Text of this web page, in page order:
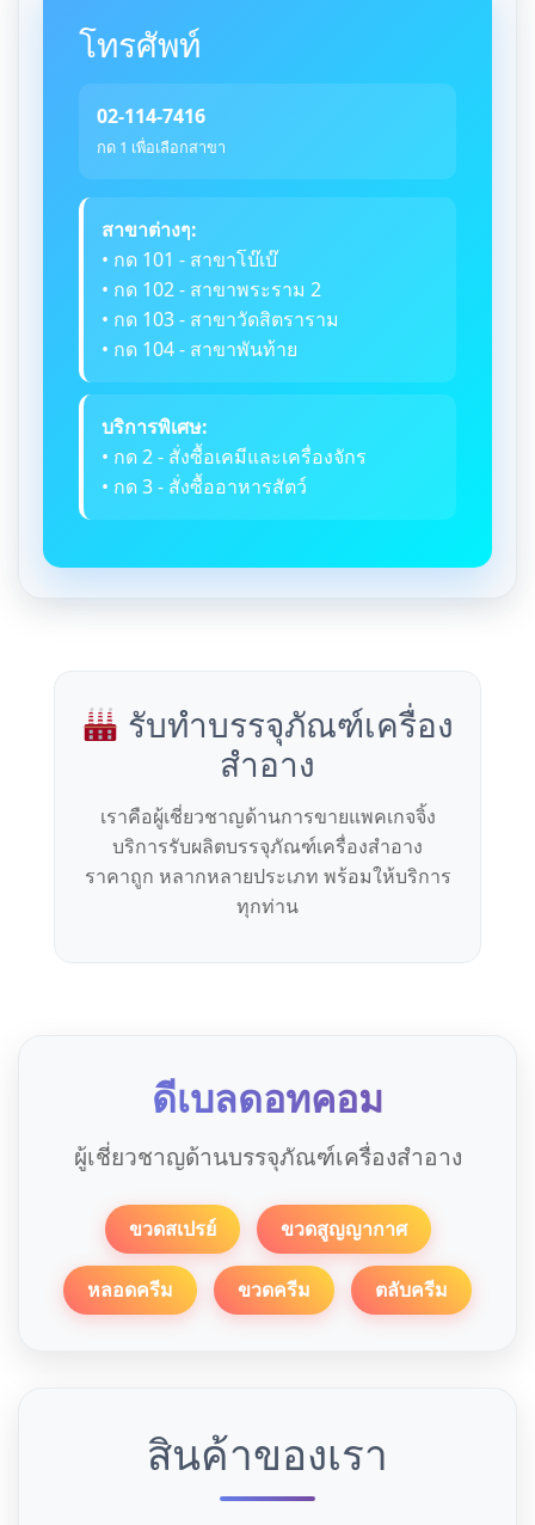
โทรศัพท์
02-114-7416
กด 1 เพื่อเลือกสาขา
สาขาต่างๆ:
• กด 101 - สาขาโบ๊เบ๊
• กด 102 - สาขาพระราม 2
• กด 103 - สาขาวัดสิตราราม
• กด 104 - สาขาพันท้าย
บริการพิเศษ:
• กด 2 - สั่งซื้อเคมีและเครื่องจักร
• กด 3 - สั่งซื้ออาหารสัตว์
รับทำบรรจุภัณฑ์เครื่อง
สำอาง
เราคือผู้เชี่ยวชาญด้านการขายแพคเกจจิ้ง
บริการรับผลิตบรรจุภัณฑ์เครื่องสำอาง
ราคาถูก หลากหลายประเภท พร้อมให้บริการ
ทุกท่าน
ดีเบลดอทคอม
ผู้เชี่ยวชาญด้านบรรจุภัณฑ์เครื่องสำอาง
ขวดสเปรย์ ขวดสูญญากาศ
หลอดครีม ขวดครีม ตลับครีม
สินค้าของเรา